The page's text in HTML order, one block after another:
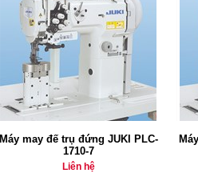
Máy may đế trụ đứng JUKI PLC-
1710-7
Liên hệ